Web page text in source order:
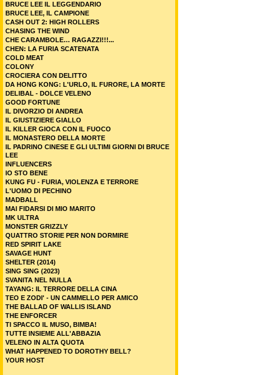
BRUCE LEE IL LEGGENDARIO
BRUCE LEE, IL CAMPIONE
CASH OUT 2: HIGH ROLLERS
CHASING THE WIND
CHE CARAMBOLE… RAGAZZI!!!...
CHEN: LA FURIA SCATENATA
COLD MEAT
COLONY
CROCIERA CON DELITTO
DA HONG KONG: L'URLO, IL FURORE, LA MORTE
DELIBAL - DOLCE VELENO
GOOD FORTUNE
IL DIVORZIO DI ANDREA
IL GIUSTIZIERE GIALLO
IL KILLER GIOCA CON IL FUOCO
IL MONASTERO DELLA MORTE
IL PADRINO CINESE E GLI ULTIMI GIORNI DI BRUCE
LEE
INFLUENCERS
IO STO BENE
KUNG FU - FURIA, VIOLENZA E TERRORE
L'UOMO DI PECHINO
MADBALL
MAI FIDARSI DI MIO MARITO
MK ULTRA
MONSTER GRIZZLY
QUATTRO STORIE PER NON DORMIRE
RED SPIRIT LAKE
SAVAGE HUNT
SHELTER (2014)
SING SING (2023)
SVANITA NEL NULLA
TAYANG: IL TERRORE DELLA CINA
TEO E ZODI' - UN CAMMELLO PER AMICO
THE BALLAD OF WALLIS ISLAND
THE ENFORCER
TI SPACCO IL MUSO, BIMBA!
TUTTE INSIEME ALL'ABBAZIA
VELENO IN ALTA QUOTA
WHAT HAPPENED TO DOROTHY BELL?
YOUR HOST